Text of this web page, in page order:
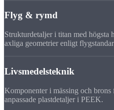
Flyg & rymd
Strukturdetaljer i titan med högsta
axliga geometrier enligt
Livsmedelsteknik
Komponenter i mässing och
anpassade plastdetaljer i PEEK.